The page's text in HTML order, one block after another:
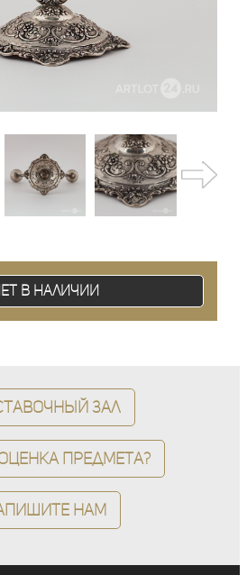
в наличии
зал
предмета?
нам